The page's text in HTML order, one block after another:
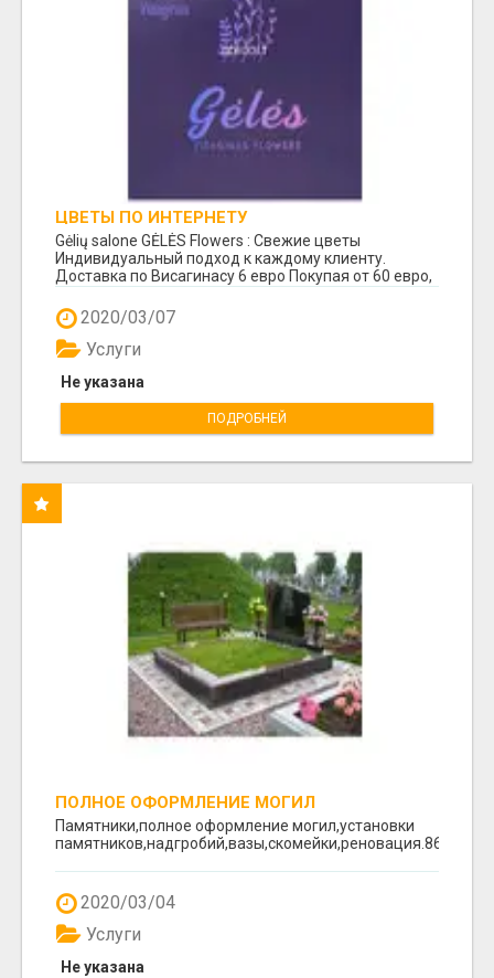
ЦВЕТЫ ПО ИНТЕРНЕТУ
Gėlių salone GĖLĖS Flowers : Свежие цветы
Индивидуальный подход к каждому клиенту.
Доставка по Висагинасу 6 евро Покупая от 60 евро,
2020/03/07
Не указана
Услуги
ПОДРОБНЕЙ
ПОЛНОЕ ОФОРМЛЕНИЕ МОГИЛ
Памятники,полное оформление могил,установки
2020/03/04
Не указана
Услуги